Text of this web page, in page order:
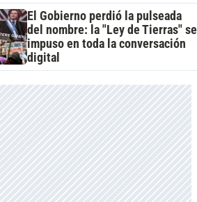
El Gobierno perdió la pulseada
del nombre: la "Ley de Tierras" se
impuso en toda la conversación
digital